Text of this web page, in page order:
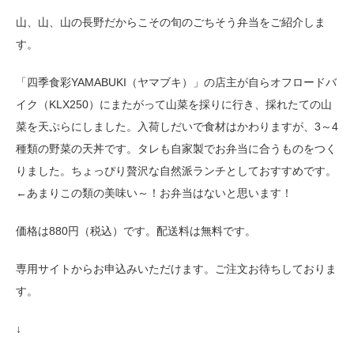
山、山、山の長野だからこその旬のごちそう弁当をご紹介しま
す。
「四季食彩YAMABUKI（ヤマブキ）」の店主が自らオフロードバ
イク（KLX250）にまたがって山菜を採りに行き、採れたての山
菜を天ぷらにしました。入荷しだいで食材はかわりますが、3～4
種類の野菜の天丼です。タレも自家製でお弁当に合うものをつく
りました。ちょっぴり贅沢な自然派ランチとしておすすめです。
←あまりこの類の美味い～！お弁当はないと思います！
価格は880円（税込）です。配送料は無料です。
専用サイトからお申込みいただけます。ご注文お待ちしておりま
す。
↓